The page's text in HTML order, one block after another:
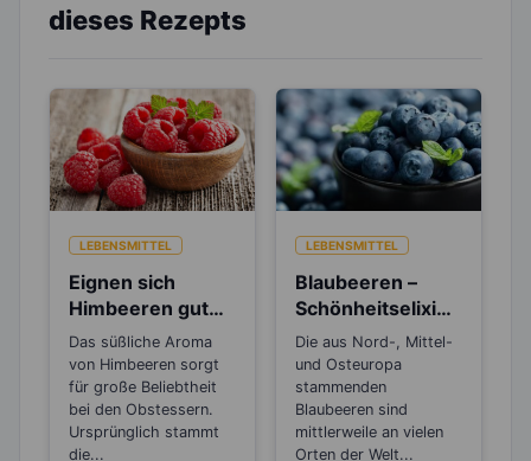
dieses Rezepts
LEBENSMITTEL
Eignen sich
Himbeeren gut
zum Abnehmen?
Das süßliche Aroma
von Himbeeren sorgt
für große Beliebtheit
bei den Obstessern.
Ursprünglich stammt
die...
LEBENSMITTEL
Blaubeeren –
Schönheitselixier
für die Haut und
gut beim
Abnehmen
Die aus Nord-, Mittel-
und Osteuropa
stammenden
Blaubeeren sind
mittlerweile an vielen
Orten der Welt...